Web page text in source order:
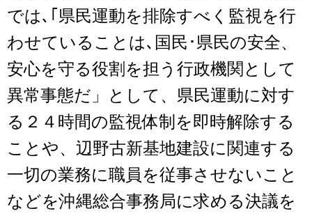
では､｢県民運動を排除すべく監視を行
わせていることは､国民･県民の安全、
安心を守る役割を担う行政機関として
異常事態だ」として、県民運動に対す
る２４時間の監視体制を即時解除する
ことや、辺野古新基地建設に関連する
一切の業務に職員を従事させないこと
などを沖縄総合事務局に求める決議を